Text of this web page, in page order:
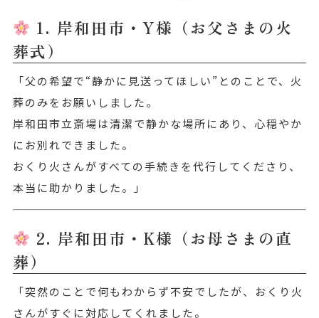
1. 岸和田市・Y様（お父さまの火
葬式）
「父の希望で“静かに見送ってほしい”とのことで、火
葬のみをお願いしました。
岸和田市立斎場は清潔で静かな場所にあり、心穏やか
にお別れできました。
おくり火さんがすべての手続きを代行してくださり、
本当に助かりました。」
2. 岸和田市・K様（お母さまの直
葬）
「突然のことで何もわからず不安でしたが、おくり火
さんがすぐに対応してくれました。